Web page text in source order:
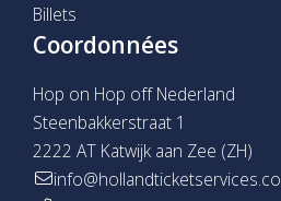
Billets
Coordonnées
Hop on Hop off Nederland
Steenbakkerstraat 1
2222 AT Katwijk aan Zee (ZH)